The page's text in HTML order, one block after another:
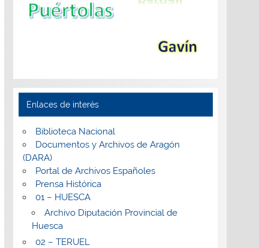
Enlaces de interés
Biblioteca Nacional
Documentos y Archivos de Aragón
(DARA)
Portal de Archivos Españoles
Prensa Histórica
01 – HUESCA
Archivo Diputación Provincial de
Huesca
02 – TERUEL